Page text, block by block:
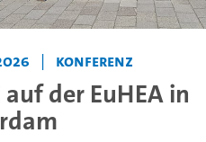
| Konferenz
auf der EuHEA in